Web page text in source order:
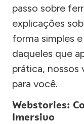
passo sobre
explicações
forma simples
daqueles que
prática, nossos
para você.
Webstories:
Imersivo